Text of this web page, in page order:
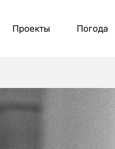
Проекты Погода